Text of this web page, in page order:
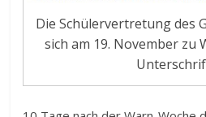
Die Schülervertretung des
sich am 19. November zu